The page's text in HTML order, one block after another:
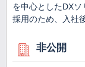
を中心としたDX
採用のため、入社
非公開